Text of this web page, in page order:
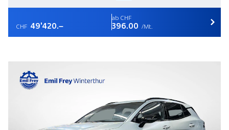
CHF 49'420.–
ab CHF
396.00 /Mt.